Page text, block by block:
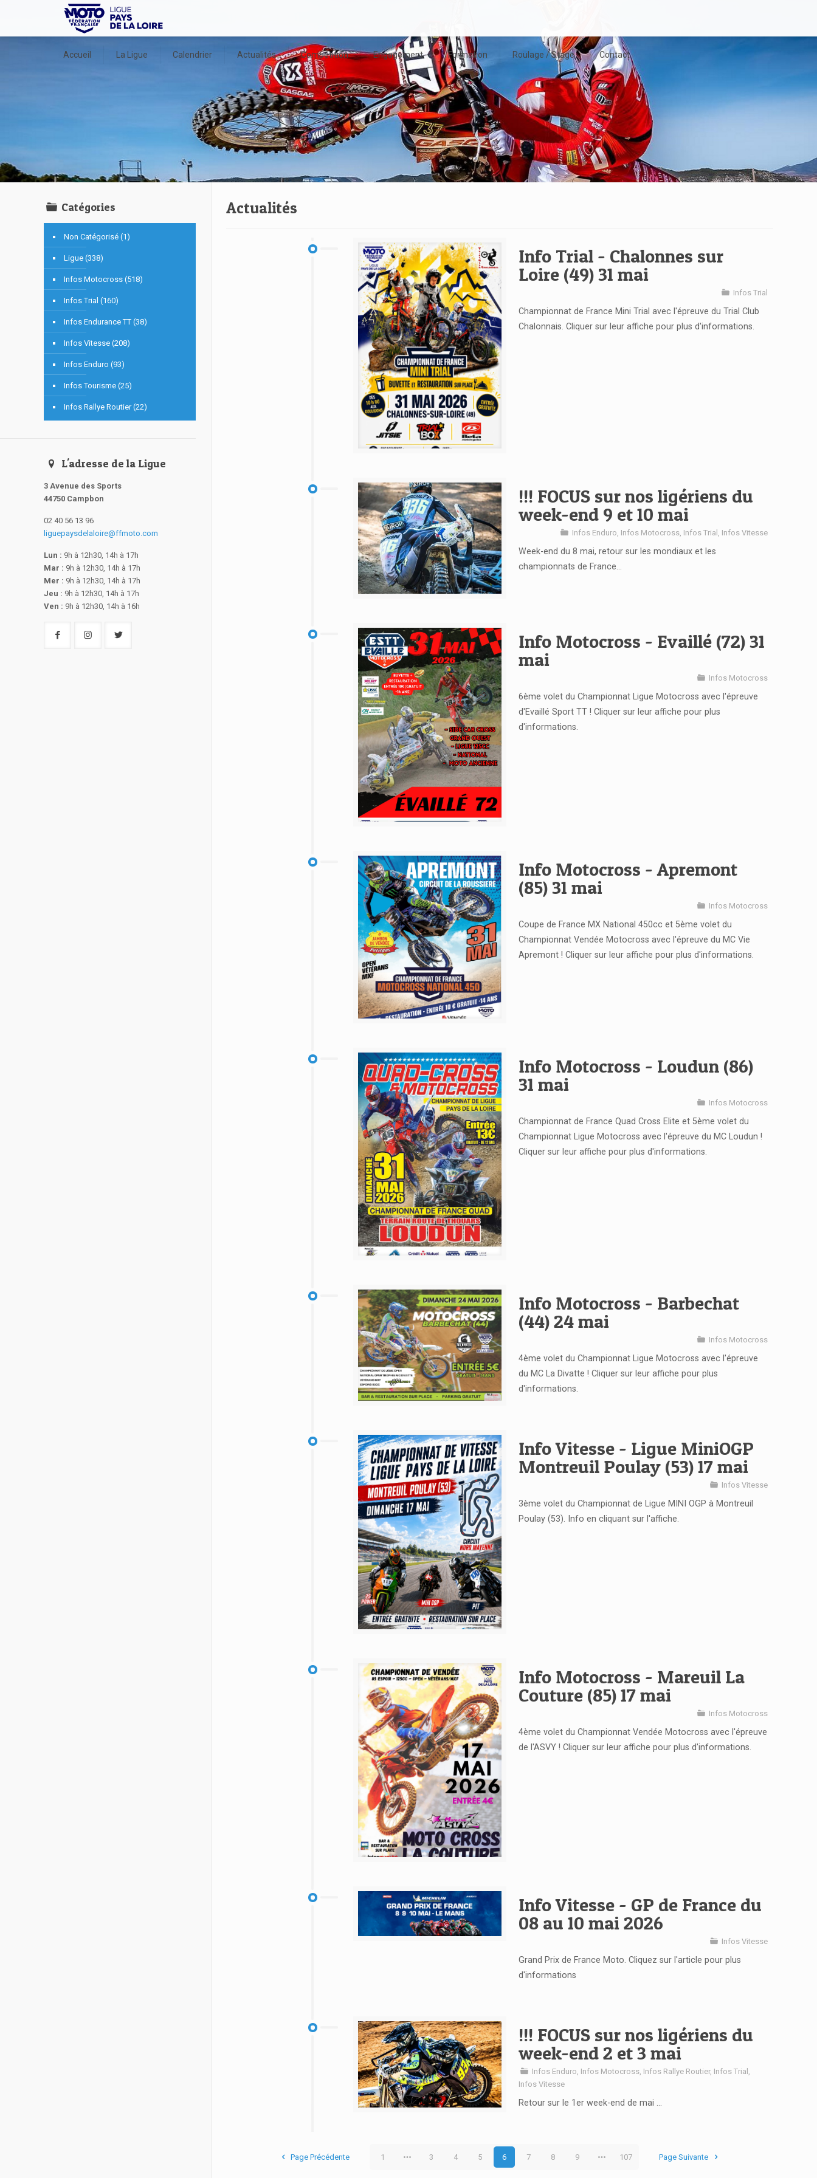
Accueil La Ligue Calendrier Actualités Compétition Engagement Formation Roulage / Stage Contact
Actualités
Info Trial - Chalonnes sur
Loire (49) 31 mai
Infos Trial
Championnat de France Mini Trial avec l'épreuve du Trial Club
Chalonnais. Cliquer sur leur affiche pour plus d'informations.
!!! FOCUS sur nos ligériens du
week-end 9 et 10 mai
Infos Enduro, Infos Motocross, Infos Trial , Infos Vitesse
Week-end du 8 mai, retour sur les mondiaux et les
championnats de France...
Info Motocross - Evaillé (72) 31
mai
Infos Motocross
6ème volet du Championnat Ligue Motocross avec l'épreuve
d'Evaillé Sport TT ! Cliquer sur leur affiche pour plus
d'informations.
Info Motocross - Apremont
(85) 31 mai
Infos Motocross
Coupe de France MX National 450cc et 5ème volet du
Championnat Vendée Motocross avec l'épreuve du MC Vie
Apremont ! Cliquer sur leur affiche pour plus d'informations.
Info Motocross - Loudun (86)
31 mai
Infos Motocross
Championnat de France Quad Cross Elite et 5ème volet du
Championnat Ligue Motocross avec l'épreuve du MC Loudun !
Cliquer sur leur affiche pour plus d'informations.
Info Motocross - Barbechat
(44) 24 mai
Infos Motocross
4ème volet du Championnat Ligue Motocross avec l'épreuve
du MC La Divatte ! Cliquer sur leur affiche pour plus
d'informations.
Info Vitesse - Ligue MiniOGP
Montreuil Poulay (53) 17 mai
Infos Vitesse
3ème volet du Championnat de Ligue MINI OGP à Montreuil
Poulay (53). Info en cliquant sur l'affiche.
Info Motocross - Mareuil La
Couture (85) 17 mai
Infos Motocross
4ème volet du Championnat Vendée Motocross avec l'épreuve
de l'ASVY ! Cliquer sur leur affiche pour plus d'informations.
Info Vitesse - GP de France du
08 au 10 mai 2026
Infos Vitesse
Grand Prix de France Moto. Cliquez sur l'article pour plus
d'informations
!!! FOCUS sur nos ligériens du
week-end 2 et 3 mai
Infos Enduro Infos Motocross, Infos Rallye Routier, Infos Trial
Infos Vitesse
Retour sur le 1er week-end de mai ...
Page Précédente 1 3 4 5 6 7 8 9 107 Page Suivante
Catégories
Non Catégorisé (1)
Ligue (338)
Infos Motocross (518)
Infos Trial (160)
Infos Endurance TT (38)
Infos Vitesse (208)
Infos Enduro (93)
Infos Tourisme (25)
Infos Rallye Routier (22)
L'adresse de la Ligue
3 Avenue des Sports
44750 Campbon
02 40 56 13 96
liguepaysdelaloire@ffmoto.com
Lun : 9h à 12h30, 14h à 17h
Mar : 9h à 12h30, 14h à 17h
Mer : 9h à 12h30, 14h à 17h
Jeu : 9h à 12h30, 14h à 17h
Ven : 9h à 12h30, 14h à 16h